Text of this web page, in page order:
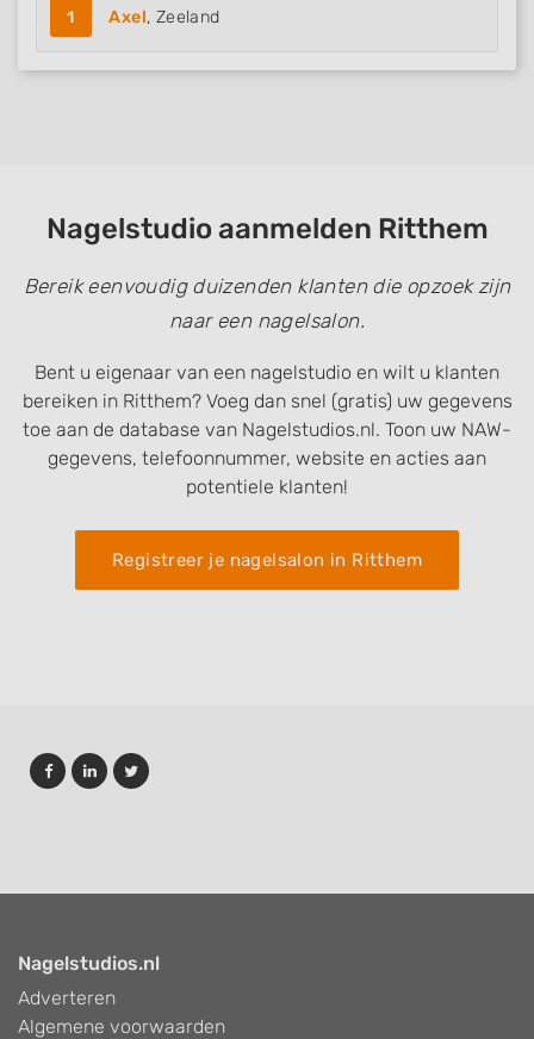
1 Axel, Zeeland
Nagelstudio aanmelden Ritthem
Bereik eenvoudig duizenden klanten die opzoek zijn
naar een nagelsalon.
Bent u eigenaar van een nagelstudio en wilt u klanten
bereiken in Ritthem? Voeg dan snel (gratis) uw gegevens
toe aan de database van Nagelstudios.nl. Toon uw NAW-
gegevens, telefoonnummer, website en acties aan
potentiele klanten!
Registreer je nagelsalon in Ritthem
Nagelstudios.nl
Adverteren
Algemene voorwaarden
Develop and improve services
Use limited data to select content
IAB Special Features:
Identify devices based on information
actively requested
Non-IAB processing purposes:
Performance